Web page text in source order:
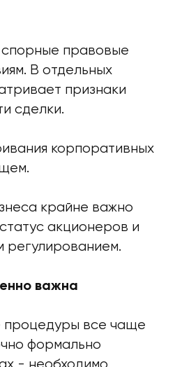
спорные правовые
В отдельных
признаки
сделки.
корпоративных
крайне важно
акционеров и
регулированием.
важна
процедуры все чаще
формально